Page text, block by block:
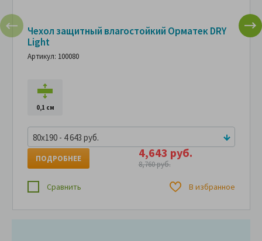
Чехол защитный влагостойкий Орматек DRY
Light
Артикул: 100080
0,1 см
80x190 - 4 643 руб.
4,643 руб.
8,760 руб.
ПОДРОБНЕЕ
Сравнить В избранное